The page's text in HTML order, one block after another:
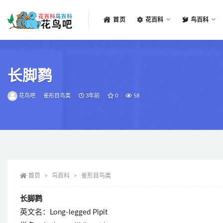
首页 花百科 鸟百科
长脚鹨
花鸟吧 雀形目鸟类 3年前 0 58
首页 鸟百科 雀形目鸟类
长脚鹨
英文名：Long-legged Pipit